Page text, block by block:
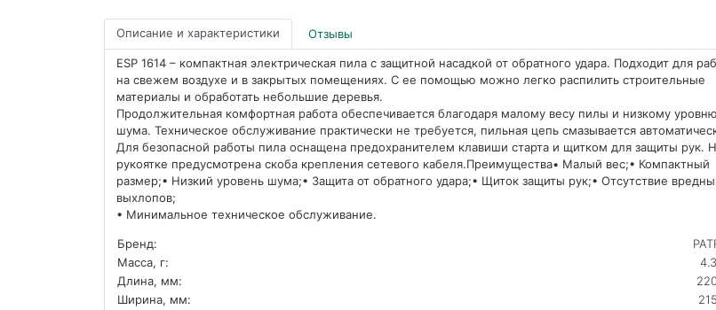
Описание и характеристики Отзывы
ESP 1614 – компактная электрическая пила с защитной насадкой от обратного удара. Подходит для
на свежем воздухе и в закрытых помещениях. С ее помощью можно легко распилить строительные
материалы и обработать небольшие деревья.
Продолжительная комфортная работа обеспечивается благодаря малому весу пилы и низкому уровню
шума. Техническое обслуживание практически не требуется, пильная цепь смазывается
Для безопасной работы пила оснащена предохранителем клавиши старта и щитком для защиты рук.
рукоятке предусмотрена скоба крепления сетевого кабеля.Преимущества• Малый вес;• Компактный
размер;• Низкий уровень шума;• Защита от обратного удара;• Щиток защиты рук;• Отсутствие
выхлопов;
• Минимальное техническое обслуживание.
Бренд:
Масса, г:
Длина, мм:
Ширина, мм: